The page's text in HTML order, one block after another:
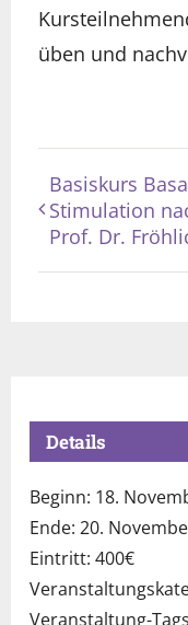
üben und
Basiskurs
Stimulation
Prof. Dr.
Details
Beginn: 18.
Ende: 20.
Eintritt: 400€
Veranstaltung-